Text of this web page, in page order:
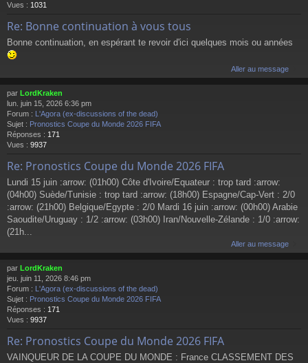
Vues : 1031
Re: Bonne continuation à vous tous
Bonne continuation, en espérant te revoir d'ici quelques mois ou années
Aller au message
par LordKraken
lun. juin 15, 2026 6:36 pm
Forum : L'Agora (ex-discussions of the dead)
Sujet : Pronostics Coupe du Monde 2026 FIFA
Réponses : 171
Vues : 9937
Re: Pronostics Coupe du Monde 2026 FIFA
Lundi 15 juin :arrow: (01h00) Côte d'Ivoire/Equateur : trop tard :arrow:
(04h00) Suède/Tunisie : trop tard :arrow: (18h00) Espagne/Cap-Vert : 2/0
:arrow: (21h00) Belgique/Egypte : 2/0 Mardi 16 juin :arrow: (00h00) Arabie
Saoudite/Uruguay : 1/2 :arrow: (03h00) Iran/Nouvelle-Zélande : 1/0 :arrow:
(21h...
Aller au message
par LordKraken
jeu. juin 11, 2026 8:46 pm
Forum : L'Agora (ex-discussions of the dead)
Sujet : Pronostics Coupe du Monde 2026 FIFA
Réponses : 171
Vues : 9937
Re: Pronostics Coupe du Monde 2026 FIFA
VAINQUEUR DE LA COUPE DU MONDE : France CLASSEMENT DES